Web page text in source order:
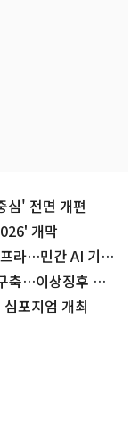
심' 전면 개편
개막
라…민간 AI 기
축…이상징후 사
포지엄 개최